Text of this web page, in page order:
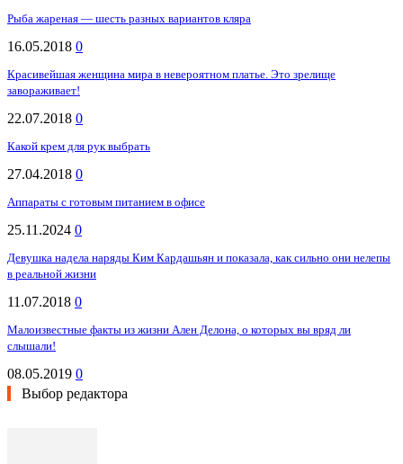
Рыба жареная — шесть разных вариантов кляра
16.05.2018 0
Красивейшая женщина мира в невероятном платье. Это зрелище
завораживает!
22.07.2018 0
Какой крем для рук выбрать
27.04.2018 0
Аппараты с готовым питанием в офисе
25.11.2024 0
Девушка надела наряды Ким Кардашьян и показала, как сильно они нелепы
в реальной жизни
11.07.2018 0
Малоизвестные факты из жизни Ален Делона, о которых вы вряд ли
слышали!
08.05.2019 0
Выбор редактора